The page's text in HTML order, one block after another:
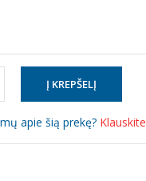
apie šią prekę? Klauskite